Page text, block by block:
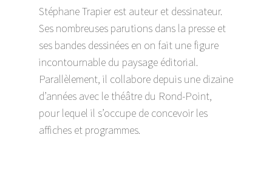
Stéphane Trapier est auteur et dessinateur.
Ses nombreuses parutions dans la presse et
ses bandes dessinées en on fait une figure
incontournable du paysage éditorial.
Parallèlement, il collabore depuis une dizaine
d’années avec le théâtre du Rond-Point,
pour lequel il s’occupe de concevoir les
affiches et programmes.